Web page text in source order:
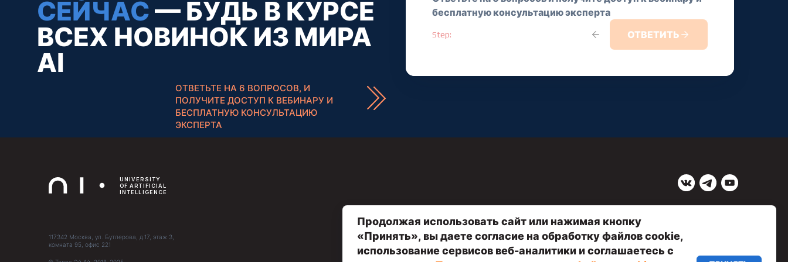
ОТВЕТЬТЕ НА 6 ВОПРОСОВ, И
ПОЛУЧИТЕ ДОСТУП К ВЕБИНАРУ И
БЕСПЛАТНУЮ КОНСУЛЬТАЦИЮ
ЭКСПЕРТА
СЕЙЧАС— БУДЬ В КУРСЕ
ВСЕХ НОВИНОК ИЗ МИРА
AI
бесплатную консультацию эксперта
Step: ОТВЕТИТЬ
Продолжая использовать сайт или нажимая кнопку
«Принять», вы даете согласие на обработку файлов cookie,
использование сервисов веб-аналитики и соглашаетесь с
117342 Москва, ул. Бутлерова, д.17, этаж 3,
комната 95, офис 221
Договор оферты
Оплата и рассрочка
INFO@NEURAL-UNIVERSITY.RU
© Терра Эй Ай, 2018-2025